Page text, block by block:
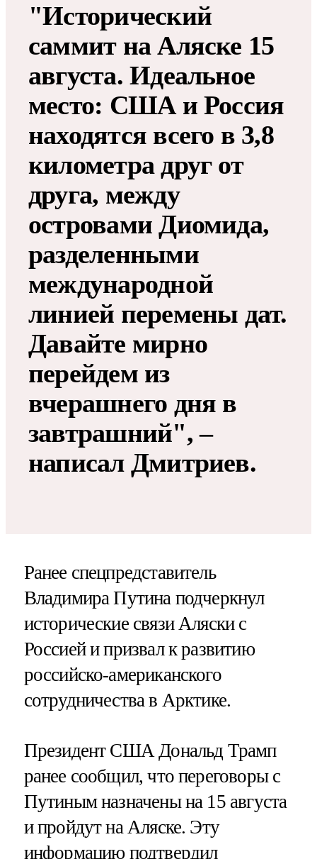
"Исторический
саммит на Аляске 15
августа. Идеальное
место: США и Россия
находятся всего в 3,8
километра друг от
друга, между
островами Диомида,
разделенными
международной
линией перемены дат.
Давайте мирно
перейдем из
вчерашнего дня в
завтрашний", –
написал Дмитриев.
Ранее спецпредставитель
Владимира Путина подчеркнул
исторические связи Аляски с
Россией и призвал к развитию
российско-американского
сотрудничества в Арктике.
Президент США Дональд Трамп
ранее сообщил, что переговоры с
Путиным назначены на 15 августа
и пройдут на Аляске. Эту
информацию подтвердил